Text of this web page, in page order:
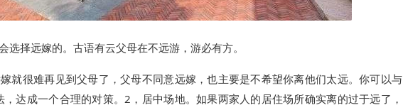
选择远嫁的。古语有云父母在不远游，游必有方。
就很难再见到父母了，父母不同意远嫁，也主要是不希望你离他们太远。你可以与
达成一个合理的对策。2，居中场地。如果两家人的居住场所确实离的过于远了，